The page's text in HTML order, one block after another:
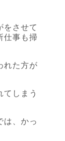
をさせて
仕事も掃
れた方が
しまう
は、かっ